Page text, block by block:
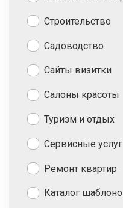
Строительство
Садоводство
Сайты визитки
Салоны красоты
Туризм и отдых
Сервисные
Ремонт квартир
Каталог